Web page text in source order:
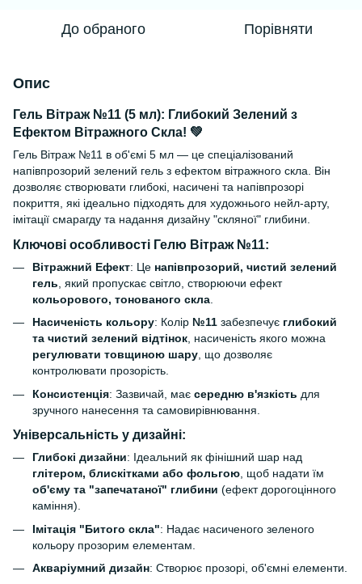
До обраного Порівняти
Опис
Гель Вітраж №11 (5 мл): Глибокий Зелений з
Ефектом Вітражного Скла! 💚
Гель Вітраж №11 в об'ємі 5 мл — це спеціалізований
напівпрозорий зелений гель з ефектом вітражного скла. Він
дозволяє створювати глибокі, насичені та напівпрозорі
покриття, які ідеально підходять для художнього нейл-арту,
імітації смарагду та надання дизайну "скляної" глибини.
Ключові особливості Гелю Вітраж №11:
Вітражний Ефект: Це напівпрозорий, чистий зелений
гель , який пропускає світло, створюючи ефект
кольорового, тонованого скла
Насиченість кольору: Колір №11 забезпечує глибокий
та чистий зелений відтінок , насиченість якого можна
регулювати товщиною шару , що дозволяє
контролювати прозорість.
Консистенція: Зазвичай, має середню в'язкість для
зручного нанесення та самовирівнювання.
Універсальність у дизайні:
Глибокі дизайни: Ідеальний як фінішний шар над
глітером, блискітками або фольгою, щоб надати їм
об'єму та "запечатаної" глибини (ефект дорогоцінного
каміння).
Імітація "Битого скла": Надає насиченого зеленого
кольору прозорим елементам.
Акваріумний дизайн: Створює прозорі, об'ємні елементи.